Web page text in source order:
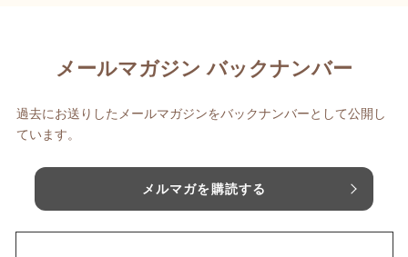
メールマガジン バックナンバー
過去にお送りしたメールマガジンをバックナンバーとして公開し
ています。
メルマガを購読する